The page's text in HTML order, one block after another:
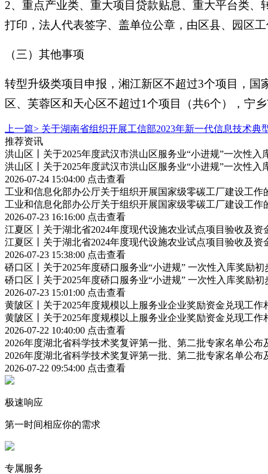
2、重点产业类、重大项目贷款贴息、重大平台类
打印，法人代表签字、盖单位公章，由区县、园区
（三）其他事项
转型升级类项目申报，湘江新区不超过3个项目，
区、芙蓉区和天心区不超过1个项目（共6个），宁
上一篇> 关于湖南省组织开展工信部2023年新一代信息技术
推荐资讯
洪山区丨关于2025年度武汉市洪山区服务业“小进规”一次性
洪山区丨关于2025年度武汉市洪山区服务业“小进规”一次性
2026-07-24 15:04:00 点击查看
工业和信息化部办公厅关于组织开展国家级零碳工厂建设工作
工业和信息化部办公厅关于组织开展国家级零碳工厂建设工作
2026-07-23 16:16:00 点击查看
江夏区丨关于湖北省2024年度现代设施农业试点项目验收及资
江夏区丨关于湖北省2024年度现代设施农业试点项目验收及资
2026-07-23 15:38:00 点击查看
硚口区丨关于2025年度硚口服务业“小进规” 一次性入库奖励
硚口区丨关于2025年度硚口服务业“小进规” 一次性入库奖励
2026-07-23 15:01:00 点击查看
黄陂区丨关于2025年度规模以上服务业企业奖励资金兑现工作
黄陂区丨关于2025年度规模以上服务业企业奖励资金兑现工作
2026-07-22 10:40:00 点击查看
2026年度湖北省科学技术奖复评第一批、第二批专家名单公
2026年度湖北省科学技术奖复评第一批、第二批专家名单公
2026-07-22 09:54:00 点击查看
极速响应
第一时间相应你的需求
专属服务